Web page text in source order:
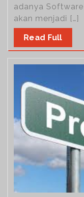
adanya
akan menjadi […]
Read Full